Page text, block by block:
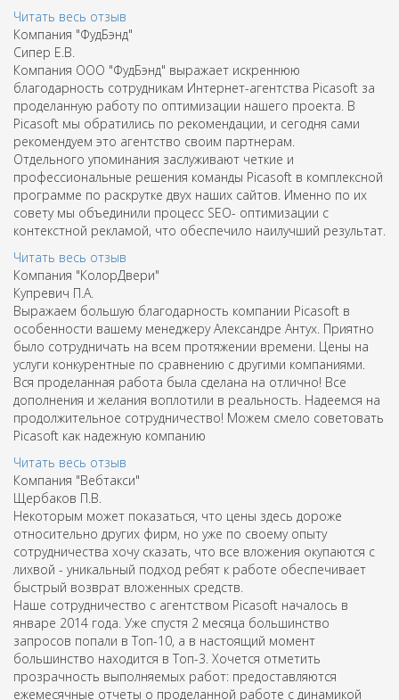
Читать весь отзыв
Компания "ФудБэнд"
Сипер Е.В.
Компания ООО "ФудБэнд" выражает искреннюю
благодарность сотрудникам Интернет-агентства Picasoft за
проделанную работу по оптимизации нашего проекта. В
Picasoft мы обратились по рекомендации, и сегодня сами
рекомендуем это агентство своим партнерам.
Отдельного упоминания заслуживают четкие и
профессиональные решения команды Picasoft в комплексной
программе по раскрутке двух наших сайтов. Именно по их
совету мы объединили процесс SEO- оптимизации с
контекстной рекламой, что обеспечило наилучший результат.
Читать весь отзыв
Компания "КолорДвери"
Купревич П.А.
Выражаем большую благодарность компании Picasoft в
особенности вашему менеджеру Александре Антух. Приятно
было сотрудничать на всем протяжении времени. Цены на
услуги конкурентные по сравнению с другими компаниями.
Вся проделанная работа была сделана на отлично! Все
дополнения и желания воплотили в реальность. Надеемся на
продолжительное сотрудничество! Можем смело советовать
Picasoft как надежную компанию
Читать весь отзыв
Компания "Вебтакси"
Щербаков П.В.
Некоторым может показаться, что цены здесь дороже
относительно других фирм, но уже по своему опыту
сотрудничества хочу сказать, что все вложения окупаются с
лихвой - уникальный подход ребят к работе обеспечивает
быстрый возврат вложенных средств.
Наше сотрудничество с агентством Picasoft началось в
январе 2014 года. Уже спустя 2 месяца большинство
запросов попали в Топ-10, а в настоящий момент
большинство находится в Топ-3. Хочется отметить
прозрачность выполняемых работ: предоставляются
ежемесячные отчеты о проделанной работе с динамикой